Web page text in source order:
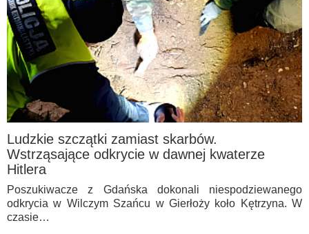
Ludzkie szczątki zamiast skarbów.
Wstrząsające odkrycie w dawnej kwaterze
Hitlera
Poszukiwacze z Gdańska dokonali niespodziewanego
odkrycia w Wilczym Szańcu w Gierłoży koło Kętrzyna. W
czasie…